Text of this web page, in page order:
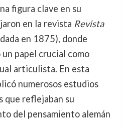
figura clave en su
en la revista Revista
en 1875), donde
papel crucial como
articulista. En esta
numerosos estudios
reflejaban su
del pensamiento alemán